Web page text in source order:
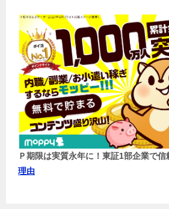
Ｐ期限は実質永年に！東証1部企業で信
理由